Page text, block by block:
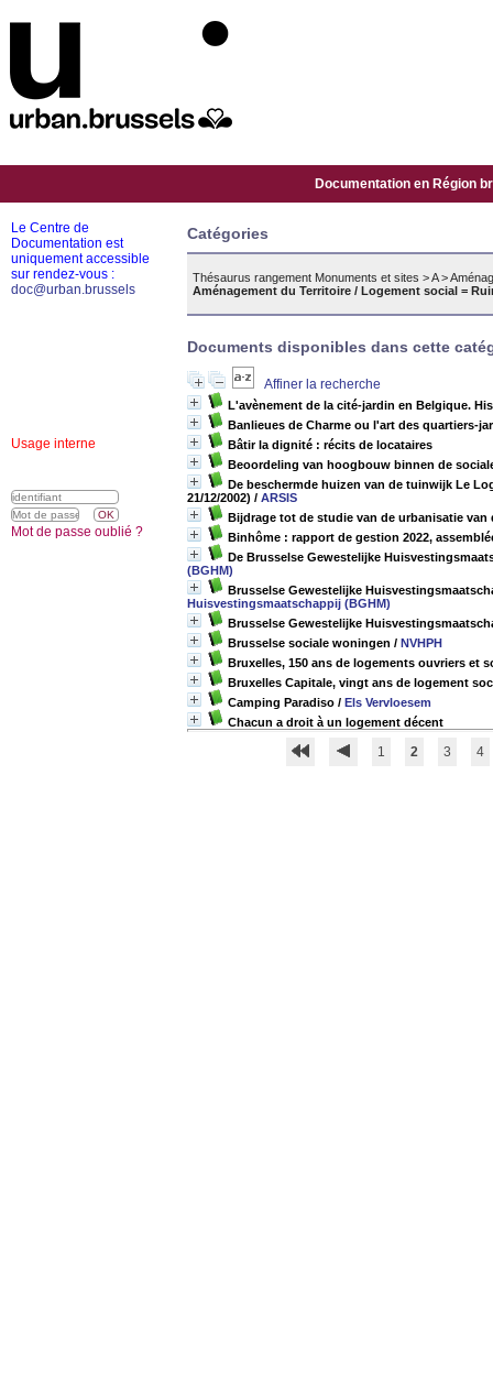
Documentation en Région
Catégories
Thésaurus rangement Monuments et sites >A>
Aménagement du Territoire / Logement social =
Documents disponibles dans cette
Affiner la recherche
L'avènement de la cité-jardin en Belgique.
Banlieues de Charme ou l'art des quartiers-
Bâtir la dignité : récits de locataires
Beoordeling van hoogbouw binnen de
De beschermde huizen van de tuinwijk Le
21/12/2002) / ARSIS
Bijdrage tot de studie van de urbanisatie van
Binhôme : rapport de gestion 2022,
De Brusselse Gewestelijke
(BGHM)
Brusselse Gewestelijke
Huisvestingsmaatschappij (BGHM)
Brusselse Gewestelijke
Brusselse sociale woningen / NVHPH
Bruxelles, 150 ans de logements ouvriers et
Bruxelles Capitale, vingt ans de logement
Camping Paradiso / Els Vervloesem
Chacun a droit à un logement décent
1 2 3 4
Le Centre de
Documentation est
uniquement accessible
sur rendez-vous :
doc@urban.brussels
Usage interne
Mot de passe oublié ?